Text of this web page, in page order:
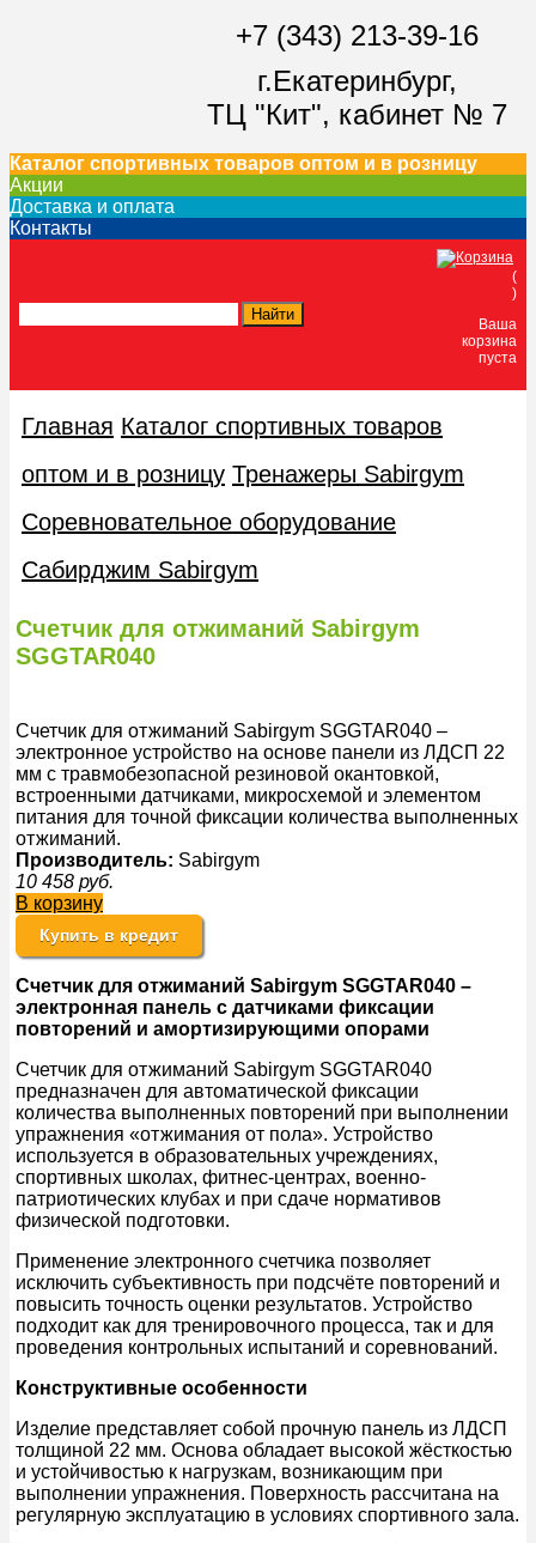
+7 (343) 213-39-16
г.Екатеринбург,
ТЦ "Кит", кабинет № 7
Каталог спортивных товаров оптом и в розницу
Акции
Доставка и оплата
Контакты
(
)
Ваша
корзина
пуста
Главная Каталог спортивных товаров
оптом и в розницу Тренажеры Sabirgym
Соревновательное оборудование
Сабирджим Sabirgym
Счетчик для отжиманий Sabirgym
SGGTAR040
Счетчик для отжиманий Sabirgym SGGTAR040 –
электронное устройство на основе панели из ЛДСП 22
мм с травмобезопасной резиновой окантовкой,
встроенными датчиками, микросхемой и элементом
питания для точной фиксации количества выполненных
отжиманий.
Производитель: Sabirgym
10 458 руб.
В корзину
Купить в кредит
Счетчик для отжиманий Sabirgym SGGTAR040 –
электронная панель с датчиками фиксации
повторений и амортизирующими опорами
Счетчик для отжиманий Sabirgym SGGTAR040
предназначен для автоматической фиксации
количества выполненных повторений при выполнении
упражнения «отжимания от пола». Устройство
используется в образовательных учреждениях,
спортивных школах, фитнес-центрах, военно-
патриотических клубах и при сдаче нормативов
физической подготовки.
Применение электронного счетчика позволяет
исключить субъективность при подсчёте повторений и
повысить точность оценки результатов. Устройство
подходит как для тренировочного процесса, так и для
проведения контрольных испытаний и соревнований.
Конструктивные особенности
Изделие представляет собой прочную панель из ЛДСП
толщиной 22 мм. Основа обладает высокой жёсткостью
и устойчивостью к нагрузкам, возникающим при
выполнении упражнения. Поверхность рассчитана на
регулярную эксплуатацию в условиях спортивного зала.